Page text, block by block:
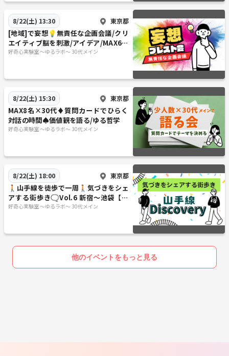
8/22(土) 13:30 東京都
[地域]で妄想💡無責任な企画会議/クリ
エイティブ脳を刺激/アイデア/MAX6名
×30代メイン/大喜利も◎
好奇心実験室 ～ゆるラボ～ 30代メイン
8/22(土) 15:30 東京都
MAX8名×30代♦️質問カードでひらく
対話の時間♠価値観を語る/ゆる哲学
好奇心実験室 ～ゆるラボ～ 30代メイン
8/22(土) 18:00 東京都
🚶山手線を徒歩で一周🚶気づきをシェ
アする街歩き🗨️Vol.6 新宿～池袋【山
手線ディスカバリー】
好奇心実験室 ～ゆるラボ～ 30代メイン
他のイベントをもっと見る